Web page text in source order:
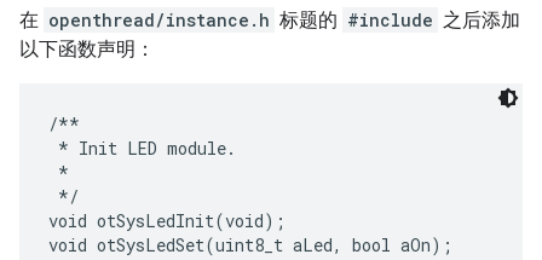
在 openthread/instance.h 标题的 #include 之后添加
以下函数声明：
/**
* Init LED module.
*
*/
void otSysLedInit(void);
void otSysLedSet(uint8_t aLed, bool aOn);